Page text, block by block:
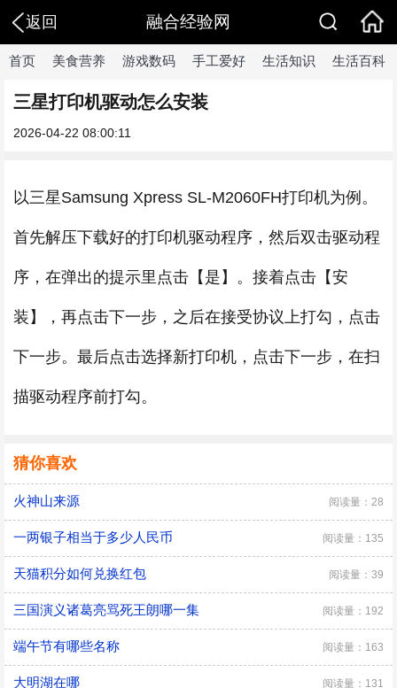
返回 融合经验网
首页 美食营养 游戏数码 手工爱好 生活知识 生活百科
三星打印机驱动怎么安装
2026-04-22 08:00:11
以三星Samsung Xpress SL-M2060FH打印机为例。
首先解压下载好的打印机驱动程序，然后双击驱动程
序，在弹出的提示里点击【是】。接着点击【安
装】，再点击下一步，之后在接受协议上打勾，点击
下一步。最后点击选择新打印机，点击下一步，在扫
描驱动程序前打勾。
猜你喜欢
火神山来源 阅读量：28
一两银子相当于多少人民币 阅读量：135
天猫积分如何兑换红包 阅读量：39
三国演义诸葛亮骂死王朗哪一集 阅读量：192
端午节有哪些名称 阅读量：163
大明湖在哪 阅读量：131